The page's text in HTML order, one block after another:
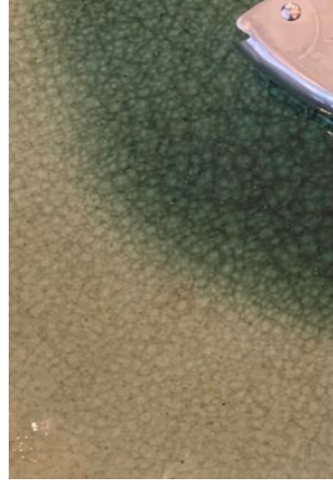
380DKK Tilføj til kurv
Se kurvKasse